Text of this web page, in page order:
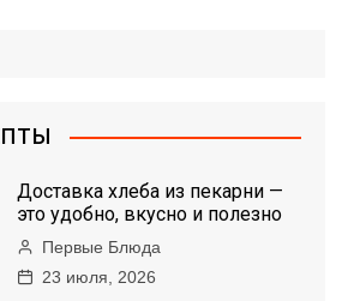
Доставка хлеба из пекарни —
это удобно, вкусно и полезно
Первые Блюда
23 июля, 2026